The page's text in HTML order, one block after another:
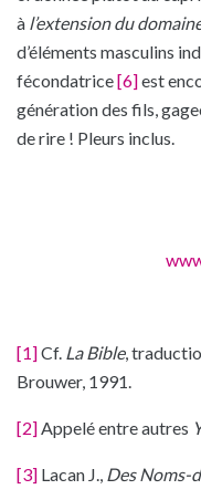
à l’extension du
d’éléments masculins
fécondatrice[6]est
génération des fils,
de rire ! Pleurs inclus.
[1]Cf. La Bible,
Brouwer, 1991.
[2] Appelé entre autres
[3] Lacan J., Des Noms-